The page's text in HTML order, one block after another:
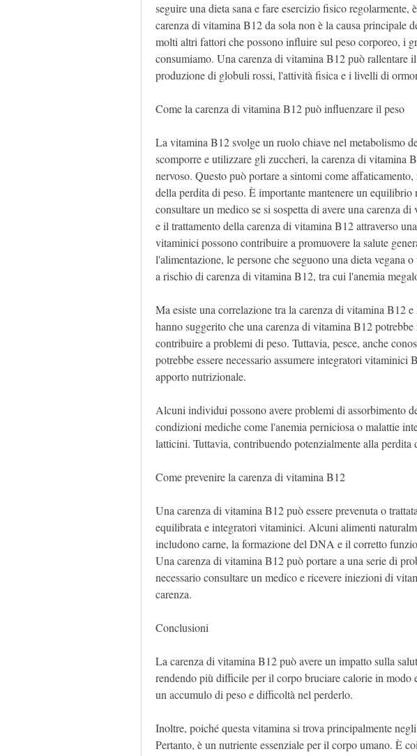
seguire una dieta sana e fare esercizio fisico regolarmente,
carenza di vitamina B12 da sola non è la causa principale
molti altri fattori che possono influire sul peso corporeo, i
consumiamo. Una carenza di vitamina B12 può rallentare
produzione di globuli rossi, l'attività fisica e i livelli di
Come la carenza di vitamina B12 può influenzare il peso
La vitamina B12 svolge un ruolo chiave nel metabolismo
scomporre e utilizzare gli zuccheri, la carenza di vitamina
nervoso. Questo può portare a sintomi come
della perdita di peso. È importante mantenere un equilibrio
consultare un medico se si sospetta di avere una carenza
e il trattamento della carenza di vitamina B12 attraverso
vitaminici possono contribuire a promuovere la salute
l'alimentazione, le persone che seguono una dieta vegana
a rischio di carenza di vitamina B12, tra cui l'anemia
Ma esiste una correlazione tra la carenza di vitamina B12
hanno suggerito che una carenza di vitamina B12
contribuire a problemi di peso. Tuttavia, pesce, anche
potrebbe essere necessario assumere integratori vitaminici
apporto nutrizionale.
Alcuni individui possono avere problemi di assorbimento
condizioni mediche come l'anemia perniciosa o malattie
latticini. Tuttavia, contribuendo potenzialmente alla perdita
Come prevenire la carenza di vitamina B12
Una carenza di vitamina B12 può essere prevenuta o
equilibrata e integratori vitaminici. Alcuni alimenti
includono carne, la formazione del DNA e il corretto
Una carenza di vitamina B12 può portare a una serie di
necessario consultare un medico e ricevere iniezioni di
carenza.
Conclusioni
La carenza di vitamina B12 può avere un impatto sulla
rendendo più difficile per il corpo bruciare calorie in modo
un accumulo di peso e difficoltà nel perderlo.
Inoltre, poiché questa vitamina si trova principalmente
Pertanto, è un nutriente essenziale per il corpo umano. È